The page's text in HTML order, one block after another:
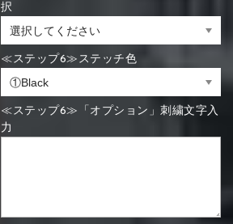
択
≪ステップ6≫ステッチ色
≪ステップ6≫「オプション」刺繍文字入
力